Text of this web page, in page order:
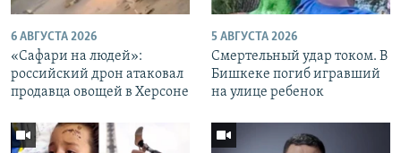
6 АВГУСТА 2026
«Cафари на людей»:
российский дрон атаковал
продавца овощей в Херсоне
5 АВГУСТА 2026
Смертельный удар током. В
Бишкеке погиб игравший
на улице ребенок